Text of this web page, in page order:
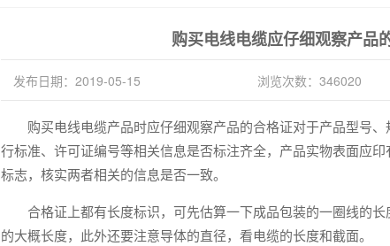
购买电线电缆应仔细观察产品
发布日期：2019-05-15 浏览次数：346020
购买电线电缆产品时应仔细观察产品的合格证对于产品型号
行标准、许可证编号等相关信息是否标注齐全，产品实物表面应
标志，核实两者相关的信息是否一致。
合格证上都有长度标识，可先估算一下成品包装的一圈线的
的大概长度，此外还要注意导体的直径，看电缆的长度和截面。